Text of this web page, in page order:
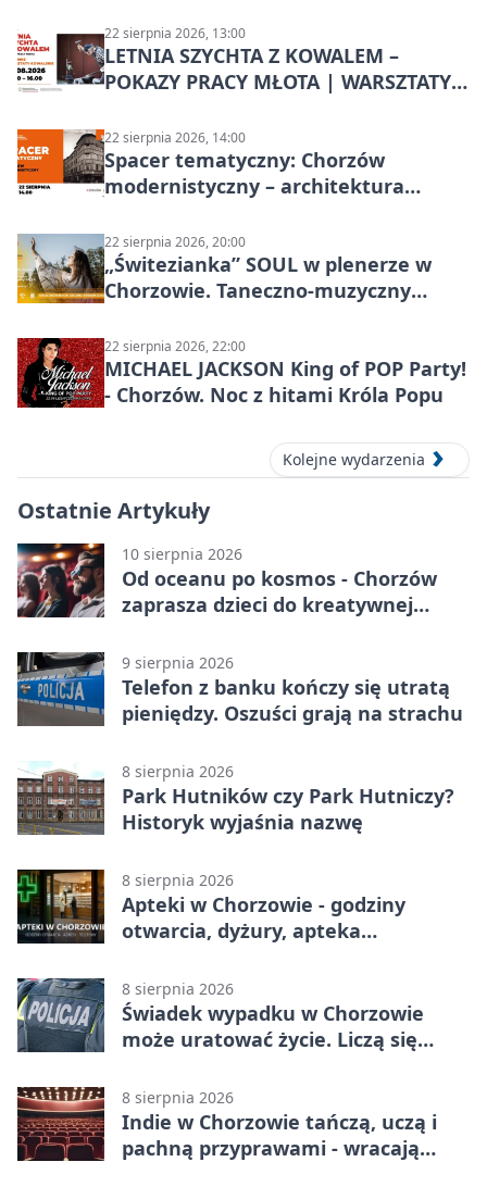
22 sierpnia 2026, 13:00
LETNIA SZYCHTA Z KOWALEM –
POKAZY PRACY MŁOTA | WARSZTATY
22 sierpnia 2026, 14:00
Spacer tematyczny: Chorzów
modernistyczny – architektura
22 sierpnia 2026, 20:00
„Świtezianka” SOUL w plenerze w
Chorzowie. Taneczno-muzyczny
22 sierpnia 2026, 22:00
MICHAEL JACKSON King of POP Party!
- Chorzów. Noc z hitami Króla Popu
Kolejne wydarzenia
Ostatnie Artykuły
10 sierpnia 2026
Od oceanu po kosmos - Chorzów
zaprasza dzieci do kreatywnej
9 sierpnia 2026
Telefon z banku kończy się utratą
pieniędzy. Oszuści grają na strachu
8 sierpnia 2026
Park Hutników czy Park Hutniczy?
Historyk wyjaśnia nazwę
8 sierpnia 2026
Apteki w Chorzowie - godziny
otwarcia, dyżury, apteka
8 sierpnia 2026
Świadek wypadku w Chorzowie
może uratować życie. Liczą się
8 sierpnia 2026
Indie w Chorzowie tańczą, uczą i
pachną przyprawami - wracają